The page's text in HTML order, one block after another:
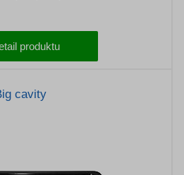
produktu
cavity